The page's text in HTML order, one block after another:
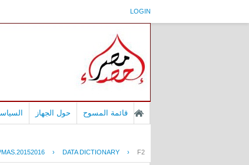
LOGIN
قائمة المسوح حول الجهاز
› DATA DICTIONARY › F2